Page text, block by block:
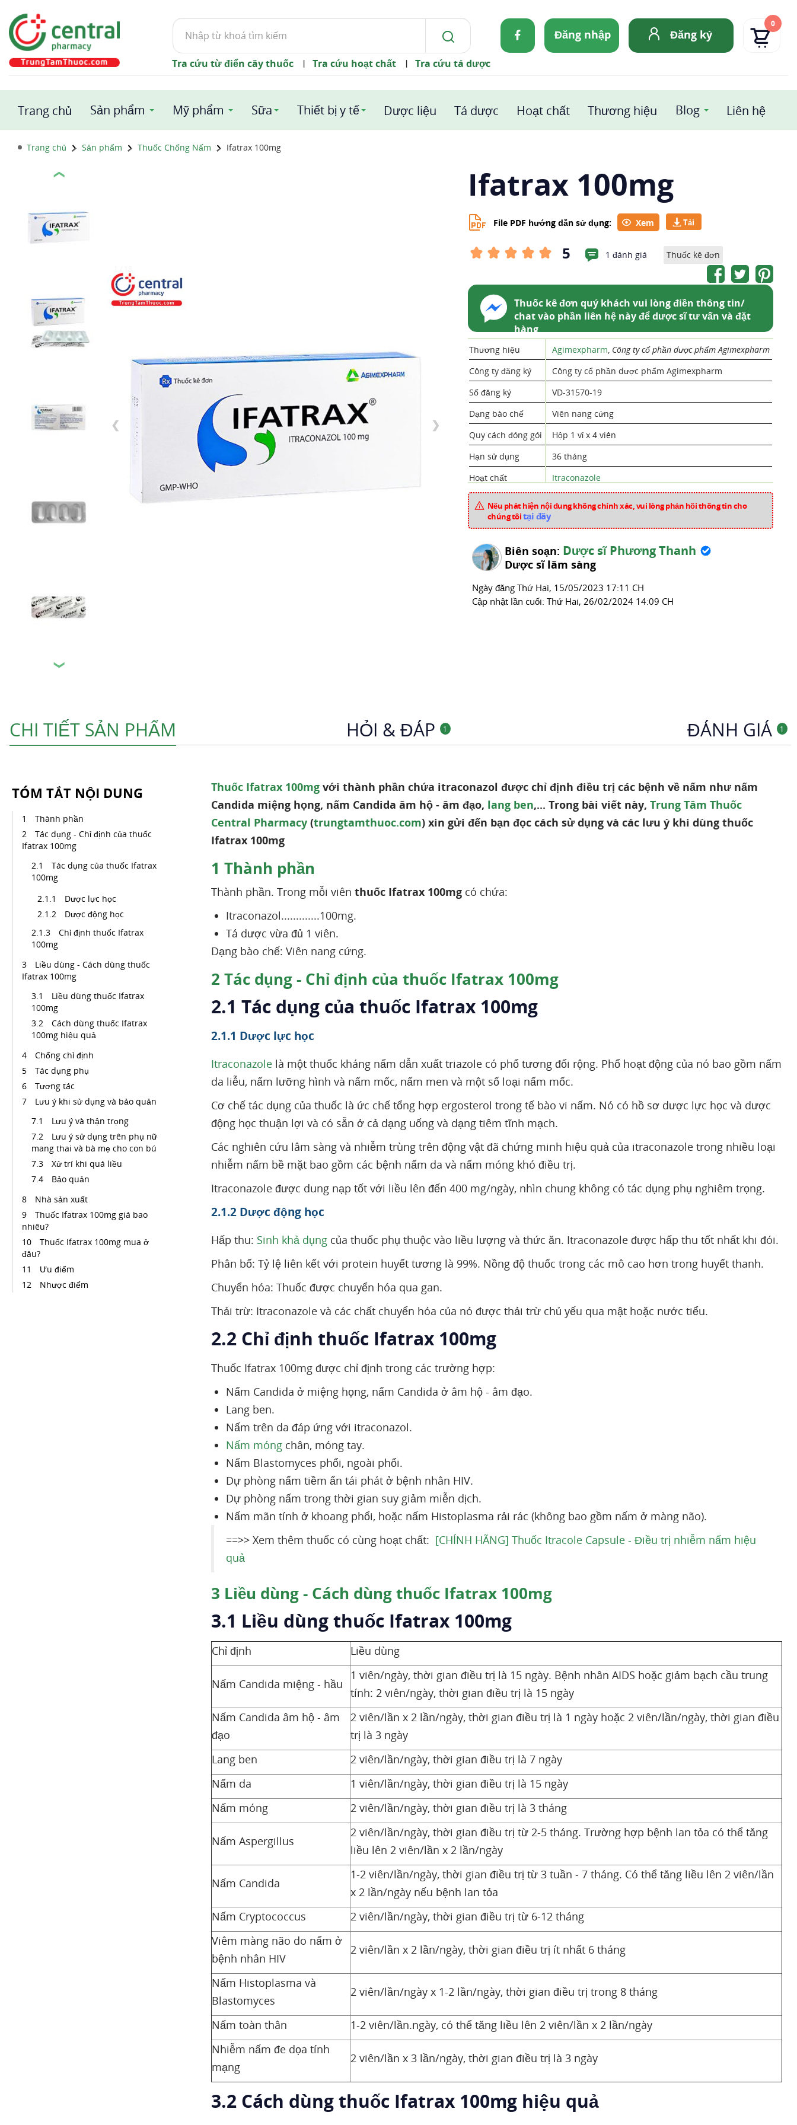
Tìm
kiếm
Đăng nhập Đăng ký
0
Tra cứu từ điển cây thuốc | Tra cứu hoạt chất | Tra cứu tá dược
Trang chủ Sản phẩm Mỹ phẩm Sữa Thiết bị y tế Dược liệu Tá dược Hoạt chất Thương hiệu Blog Liên hệ
Trang chủ Sản phẩm Thuốc Chống Nấm Ifatrax 100mg
❮
❯
❮ ❯
Ifatrax 100mg
File PDF hướng dẫn sử dụng: Xem
5 1 đánh giá Thuốc kê đơn
Thuốc kê đơn quý khách vui lòng điền thông tin/
chat vào phần liên hệ này để dược sĩ tư vấn và đặt
hàng
Thương hiệu Agimexpharm, Công ty cổ phần dược phẩm Agimexpharm
Công ty đăng ký
Công ty cổ phần dược phẩm Agimexpharm
Số đăng ký
VD-31570-19
Dạng bào chế
Viên nang cứng
Quy cách đóng gói
Hộp 1 vỉ x 4 viên
Hạn sử dụng
36 tháng
Hoạt chất
Itraconazole
Xuất xứ
Mã sản phẩm
Chuyên mục
Nếu phát hiện nội dung không chính xác, vui lòng phản hồi thông tin cho
chúng tôitại đây
Biên soạn: Dược sĩ Phương Thanh
Dược sĩ lâm sàng
Ngày đăng Thứ Hai, 15/05/2023 17:11 CH
Cập nhật lần cuối: Thứ Hai, 26/02/2024 14:09 CH
CHI TIẾT SẢN PHẨM HỎI & ĐÁP 1 ĐÁNH GIÁ 1
TÓM TẮT NỘI DUNG
Thành phần
Tác dụng - Chỉ định của thuốc
Ifatrax 100mg
Tác dụng của thuốc Ifatrax
100mg
Dược lực học
Dược động học
Chỉ định thuốc Ifatrax
100mg
Liều dùng - Cách dùng thuốc
Ifatrax 100mg
Liều dùng thuốc Ifatrax
100mg
Cách dùng thuốc Ifatrax
100mg hiệu quả
Chống chỉ định
Tác dụng phụ
Tương tác
Lưu ý khi sử dụng và bảo quản
Lưu ý và thận trọng
Lưu ý sử dụng trên phụ nữ
mang thai và bà mẹ cho con bú
Xử trí khi quá liều
Bảo quản
Nhà sản xuất
Thuốc Ifatrax 100mg giá bao
nhiêu?
Thuốc Ifatrax 100mg mua ở
đâu?
Ưu điểm
Nhược điểm
Thuốc Ifatrax 100mg với thành phần chứa itraconazol được chỉ định điều trị các bệnh về nấm như nấm
Candida miệng họng, nấm Candida âm hộ - âm đạo, lang ben,... Trong bài viết này, Trung Tâm Thuốc
Central Pharmacy (trungtamthuoc.com) xin gửi đến bạn đọc cách sử dụng và các lưu ý khi dùng thuốc
Ifatrax 100mg
1 Thành phần
Thành phần. Trong mỗi viên thuốc Ifatrax 100mg có chứa:
Itraconazol.............100mg.
Tá dược vừa đủ 1 viên.
Dạng bào chế: Viên nang cứng.
2 Tác dụng - Chỉ định của thuốc Ifatrax 100mg
2.1 Tác dụng của thuốc Ifatrax 100mg
2.1.1 Dược lực học
Itraconazole là một thuốc kháng nấm dẫn xuất triazole có phổ tương đối rộng. Phổ hoạt động của nó bao gồm nấm
da liễu, nấm lưỡng hình và nấm mốc, nấm men và một số loại nấm mốc.
Cơ chế tác dụng của thuốc là ức chế tổng hợp ergosterol trong tế bào vi nấm. Nó có hồ sơ dược lực học và dược
động học thuận lợi và có sẵn ở cả dạng uống và dạng tiêm tĩnh mạch.
Các nghiên cứu lâm sàng và nhiễm trùng trên động vật đã chứng minh hiệu quả của itraconazole trong nhiều loại
nhiễm nấm bề ​​mặt bao gồm các bệnh nấm da và nấm móng khó điều trị.
Itraconazole được dung nạp tốt với liều lên đến 400 mg/ngày, nhìn chung không có tác dụng phụ nghiêm trọng.
2.1.2 Dược động học
Hấp thu: Sinh khả dụng của thuốc phụ thuộc vào liều lượng và thức ăn. Itraconazole được hấp thu tốt nhất khi đói.
Phân bố: Tỷ lệ liên kết với protein huyết tương là 99%. Nồng độ thuốc trong các mô cao hơn trong huyết thanh.
Chuyển hóa: Thuốc được chuyển hóa qua gan.
Thải trừ: Itraconazole và các chất chuyển hóa của nó được thải trừ chủ yếu qua mật hoặc nước tiểu.
2.2 Chỉ định thuốc Ifatrax 100mg
Thuốc Ifatrax 100mg được chỉ định trong các trường hợp:
Nấm Candida ở miệng họng, nấm Candida ở âm hộ - âm đạo.
Lang ben.
Nấm trên da đáp ứng với itraconazol.
Nấm móng chân, móng tay.
Nấm Blastomyces phổi, ngoài phổi.
Dự phòng nấm tiềm ẩn tái phát ở bệnh nhân HIV.
Dự phòng nấm trong thời gian suy giảm miễn dịch.
Nấm mãn tính ở khoang phổi, hoặc nấm Histoplasma rải rác (không bao gồm nấm ở màng não).
==>> Xem thêm thuốc có cùng hoạt chất: [CHÍNH HÃNG] Thuốc Itracole Capsule - Điều trị nhiễm nấm hiệu
quả
3 Liều dùng - Cách dùng thuốc Ifatrax 100mg
3.1 Liều dùng thuốc Ifatrax 100mg
Chỉ định Liều dùng
Nấm Candida miệng - hầu
1 viên/ngày, thời gian điều trị là 15 ngày. Bệnh nhân AIDS hoặc giảm bạch cầu trung
tính: 2 viên/ngày, thời gian điều trị là 15 ngày
Nấm Candida âm hộ - âm
đạo
2 viên/lần x 2 lần/ngày, thời gian điều trị là 1 ngày hoặc 2 viên/lần/ngày, thời gian điều
trị là 3 ngày
Lang ben
2 viên/lần/ngày, thời gian điều trị là 7 ngày
Nấm da
1 viên/lần/ngày, thời gian điều trị là 15 ngày
Nấm móng
2 viên/lần/ngày, thời gian điều trị là 3 tháng
Nấm Aspergillus
2 viên/lần/ngày, thời gian điều trị từ 2-5 tháng. Trường hợp bệnh lan tỏa có thể tăng
liều lên 2 viên/lần x 2 lần/ngày
Nấm Candida
1-2 viên/lần/ngày, thời gian điều trị từ 3 tuần - 7 tháng. Có thể tăng liều lên 2 viên/lần
x 2 lần/ngày nếu bệnh lan tỏa
Nấm Cryptococcus
2 viên/lần/ngày, thời gian điều trị từ 6-12 tháng
Viêm màng não do nấm ở
bệnh nhân HIV
2 viên/lần x 2 lần/ngày, thời gian điều trị ít nhất 6 tháng
Nấm Histoplasma và
Blastomyces
2 viên/lần/ngày x 1-2 lần/ngày, thời gian điều trị trong 8 tháng
Nấm toàn thân
1-2 viên/lần.ngày, có thể tăng liều lên 2 viên/lần x 2 lần/ngày
Nhiễm nấm đe dọa tính
mạng
2 viên/lần x 3 lần/ngày, thời gian điều trị là 3 ngày
3.2 Cách dùng thuốc Ifatrax 100mg hiệu quả